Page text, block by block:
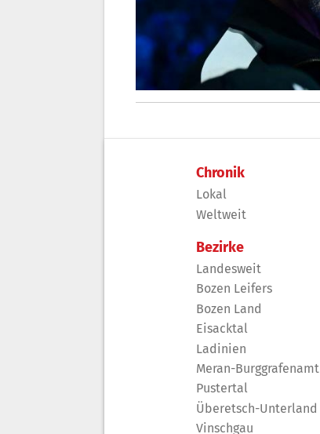
Chronik
Lokal
Weltweit
Bezirke
Landesweit
Bozen Leifers
Bozen Land
Eisacktal
Ladinien
Meran-Burggrafenamt
Pustertal
Überetsch-Unterland
Vinschgau